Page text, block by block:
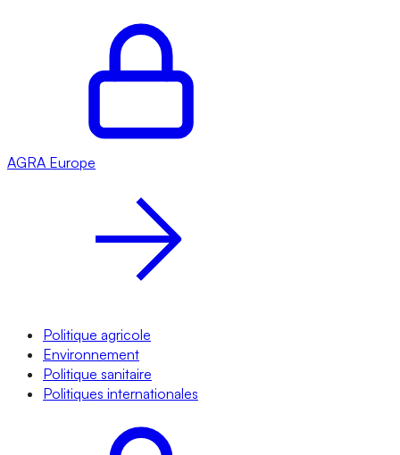
AGRA Europe
Politique agricole
Environnement
Politique sanitaire
Politiques internationales